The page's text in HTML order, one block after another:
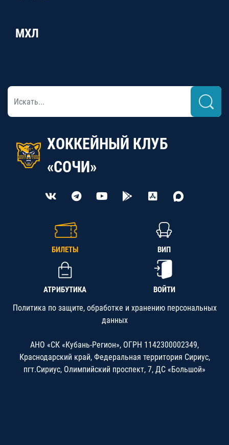
МХЛ
ХОККЕЙНЫЙ КЛУБ
«СОЧИ»
БИЛЕТЫ ВИП
АТРИБУТИКА ВОЙТИ
Политика по защите, обработке и хранению персональных
данных
АНО «СК «Кубань-Регион», ОГРН 1142300002349,
Краснодарский край, Федеральная территория Сириус,
пгт.Сириус, Олимпийский проспект, 7, ДС «Большой»